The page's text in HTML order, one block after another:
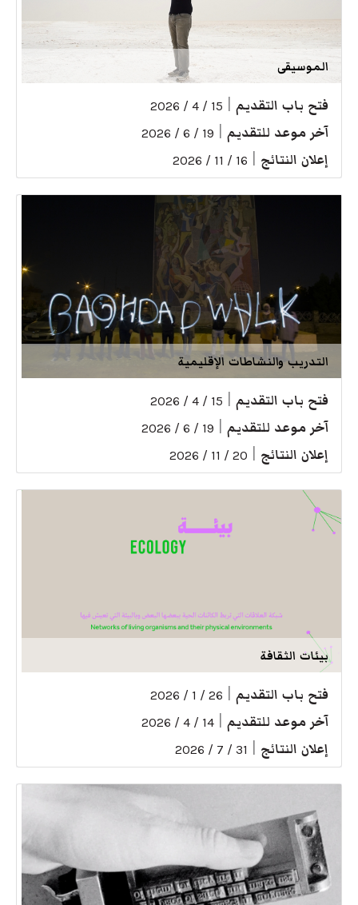
الموسيقى
فتح باب التقديم 15 / 4 / 2026
آخر موعد للتقديم 19 / 6 / 2026
إعلان النتائج 16 / 11 / 2026
التدريب والنشاطات الإقليمية
فتح باب التقديم 15 / 4 / 2026
آخر موعد للتقديم 19 / 6 / 2026
إعلان النتائج 20 / 11 / 2026
بيئات الثقافة
فتح باب التقديم 26 / 1 / 2026
آخر موعد للتقديم 14 / 4 / 2026
إعلان النتائج 31 / 7 / 2026